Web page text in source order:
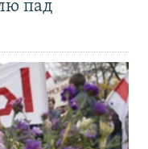
пад